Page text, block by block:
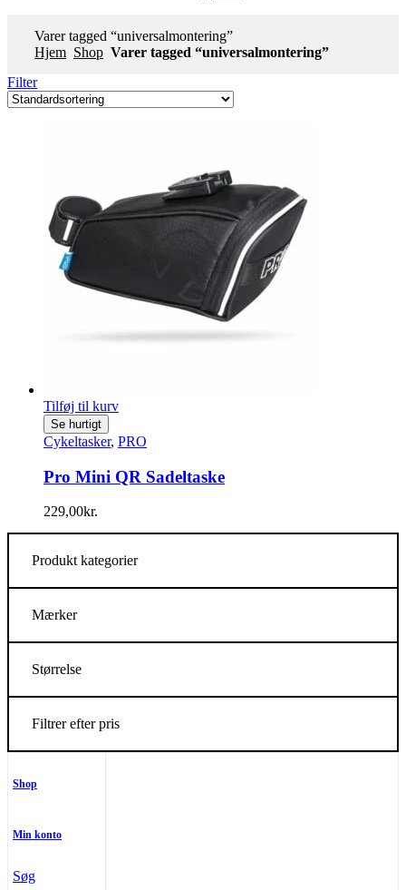
Varer tagged “universalmontering”
Hjem Shop Varer tagged “universalmontering”
Filter
Tilføj til kurv
Se hurtigt
Cykeltasker, PRO
Pro Mini QR Sadeltaske
229,00kr.
Produkt kategorier
Mærker
Størrelse
Filtrer efter pris
Shop
Min konto
Søg